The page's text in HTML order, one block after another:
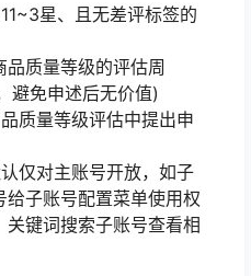
星、且无差评标签的
质量等级的评估周
避免申述后无价值)
质量等级评估中提出申
仅对主账号开放，如子
子账号配置菜单使用权
键词搜索子账号查看相